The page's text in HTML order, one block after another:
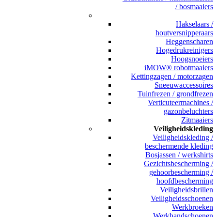
/ bosmaaiers
Hakselaars /
houtversnipperaars
Heggenscharen
Hogedrukreinigers
Hoogsnoeiers
iMOW® robotmaaiers
Kettingzagen / motorzagen
Sneeuwaccessoires
Tuinfrezen / grondfrezen
Verticuteermachines /
gazonbeluchters
Zitmaaiers
Veiligheidskleding
Veiligheidskleding /
beschermende kleding
Bosjassen / werkshirts
Gezichtsbescherming /
gehoorbescherming /
hoofdbescherming
Veiligheidsbrillen
Veiligheidsschoenen
Werkbroeken